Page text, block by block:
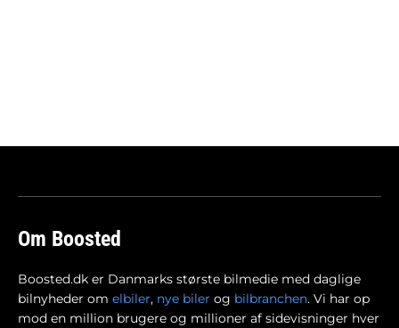
Om Boosted
Boosted.dk er Danmarks største bilmedie med daglige
bilnyheder om elbiler, nye biler og bilbranchen. Vi har op
mod en million brugere og millioner af sidevisninger hver